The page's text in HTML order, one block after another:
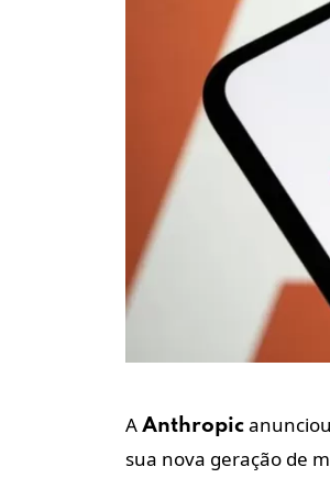
A Anthropic
sua nova geração de